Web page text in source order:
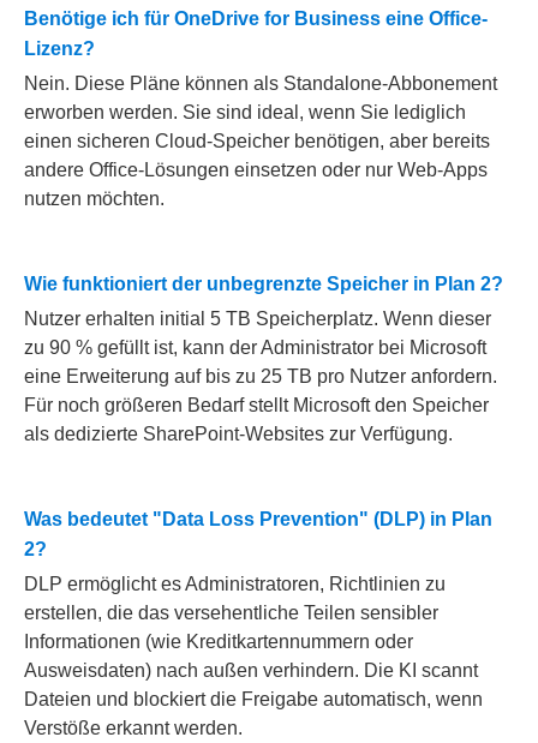
Benötige ich für OneDrive for Business eine Office-
Lizenz?
Nein. Diese Pläne können als Standalone-Abbonement
erworben werden. Sie sind ideal, wenn Sie lediglich
einen sicheren Cloud-Speicher benötigen, aber bereits
andere Office-Lösungen einsetzen oder nur Web-Apps
nutzen möchten.
Wie funktioniert der unbegrenzte Speicher in Plan 2?
Nutzer erhalten initial 5 TB Speicherplatz. Wenn dieser
zu 90 % gefüllt ist, kann der Administrator bei Microsoft
eine Erweiterung auf bis zu 25 TB pro Nutzer anfordern.
Für noch größeren Bedarf stellt Microsoft den Speicher
als dedizierte SharePoint-Websites zur Verfügung.
Was bedeutet "Data Loss Prevention" (DLP) in Plan
2?
DLP ermöglicht es Administratoren, Richtlinien zu
erstellen, die das versehentliche Teilen sensibler
Informationen (wie Kreditkartennummern oder
Ausweisdaten) nach außen verhindern. Die KI scannt
Dateien und blockiert die Freigabe automatisch, wenn
Verstöße erkannt werden.